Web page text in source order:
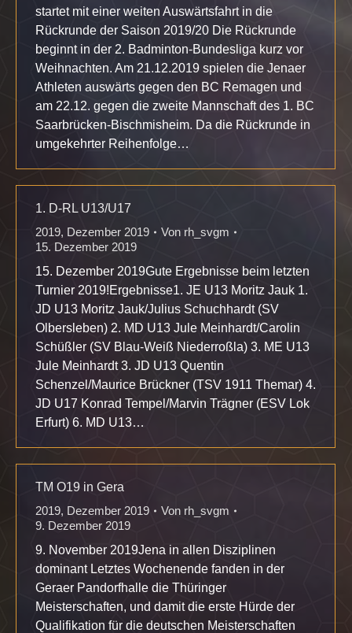
startet mit einer weiten Auswärtsfahrt in die
Rückrunde der Saison 2019/20 Die Rückrunde
beginnt in der 2. Badminton-Bundesliga kurz vor
Weihnachten. Am 21.12.2019 spielen die Jenaer
Athleten auswärts gegen den BC Remagen und
am 22.12. gegen die zweite Mannschaft des 1. BC
Saarbrücken-Bischmisheim. Da die Rückrunde in
umgekehrter Reihenfolge…
1. D-RL U13/U17
2019, Dezember 2019 Von rh_svgm
15. Dezember 2019
15. Dezember 2019Gute Ergebnisse beim letzten
Turnier 2019!Ergebnisse1. JE U13 Moritz Jauk 1.
JD U13 Moritz Jauk/Julius Schuchhardt (SV
Olbersleben) 2. MD U13 Jule Meinhardt/Carolin
Schüßler (SV Blau-Weiß Niederroßla) 3. ME U13
Jule Meinhardt 3. JD U13 Quentin
Schenzel/Maurice Brückner (TSV 1911 Themar) 4.
JD U17 Konrad Tempel/Marvin Trägner (ESV Lok
Erfurt) 6. MD U13…
TM O19 in Gera
2019, Dezember 2019 Von rh_svgm
9. Dezember 2019
9. November 2019Jena in allen Disziplinen
dominant Letztes Wochenende fanden in der
Geraer Pandorfhalle die Thüringer
Meisterschaften, und damit die erste Hürde der
Qualifikation für die deutschen Meisterschaften